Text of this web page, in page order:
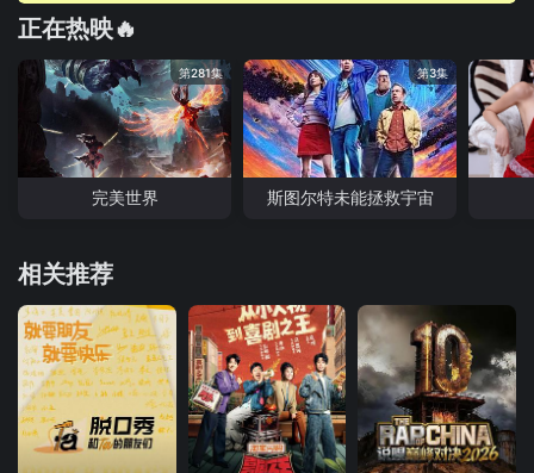
正在热映🔥
第281集
完美世界
第3集
斯图尔特未能拯救宇宙
相关推荐